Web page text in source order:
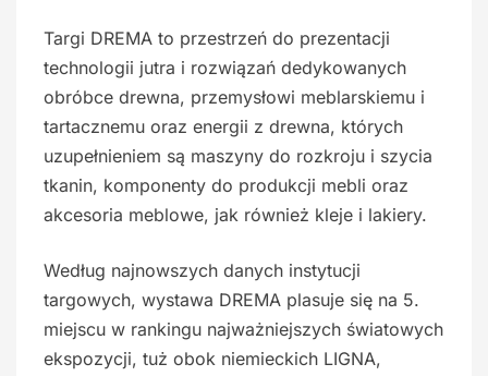
Targi DREMA to przestrzeń do prezentacji
technologii jutra i rozwiązań dedykowanych
obróbce drewna, przemysłowi meblarskiemu i
tartacznemu oraz energii z drewna, których
uzupełnieniem są maszyny do rozkroju i szycia
tkanin, komponenty do produkcji mebli oraz
akcesoria meblowe, jak również kleje i lakiery.
Według najnowszych danych instytucji
targowych, wystawa DREMA plasuje się na 5.
miejscu w rankingu najważniejszych światowych
ekspozycji, tuż obok niemieckich LIGNA,